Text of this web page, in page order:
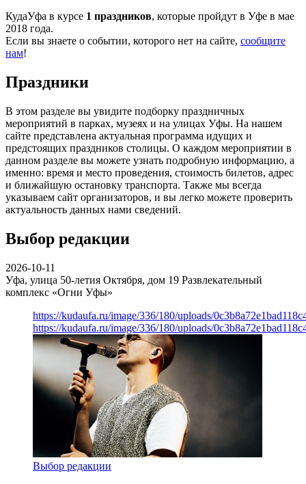
КудаУфа в курсе 1 праздников, которые пройдут в Уфе в мае
2018 года.
Если вы знаете о событии, которого нет на сайте, сообщите
нам!
Праздники
В этом разделе вы увидите подборку праздничных
мероприятий в парках, музеях и на улицах Уфы. На нашем
сайте представлена актуальная программа идущих и
предстоящих праздников столицы. О каждом мероприятии в
данном разделе вы можете узнать подробную информацию, а
именно: время и место проведения, стоимость билетов, адрес
и ближайшую остановку транспорта. Также мы всегда
указываем сайт организаторов, и вы легко можете проверить
актуальность данных нами сведений.
Выбор редакции
2026-10-11
Уфа, улица 50-летия Октября, дом 19 Развлекательный
комплекс «Огни Уфы»
https://kudaufa.ru/image/336/180/uploads/
https://kudaufa.ru/image/336/180/uploads/
Выбор редакции